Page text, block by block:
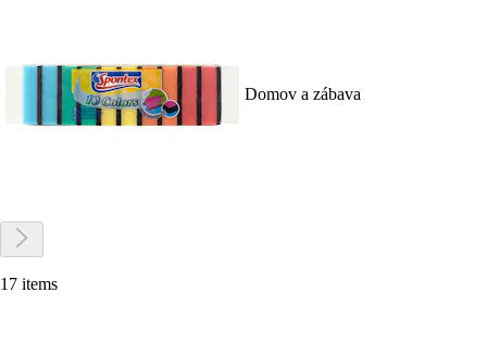
Domov a zábava
17 items